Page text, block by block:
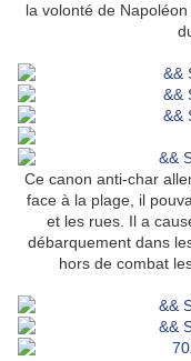
la volonté de
Ce canon anti-char
face à la plage, il
et les rues. Il a
débarquement dans
hors de combat